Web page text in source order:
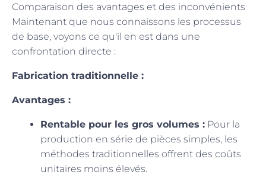
Comparaison des avantages et des inconvénients
Maintenant que nous connaissons les processus
de base, voyons ce qu'il en est dans une
confrontation directe :
Fabrication traditionnelle :
Avantages :
Rentable pour les gros volumes : Pour la
production en série de pièces simples, les
méthodes traditionnelles offrent des coûts
unitaires moins élevés.